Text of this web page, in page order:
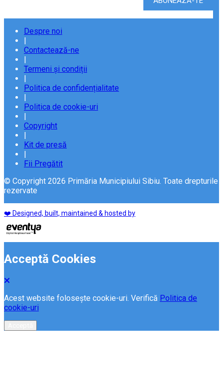
Despre noi
|
Contactează-ne
|
Termeni și condiții
|
Politica de confidențialitate
|
Politica de cookie-uri
|
Copyright
|
Kit de presă
|
Fii Pregătit
© Copyright 2026 Primăria Municipiului Sibiu. Toate drepturile
rezervate
❤️ Designed, built, maintained & hosted by
Acceptă Cookies
Acest website folosește cookie-uri. Verifică Politica de
cookie-uri